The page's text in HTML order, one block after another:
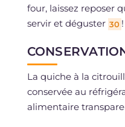
four, laissez reposer
servir et déguster 30 !
La quiche à la
conservée au
alimentaire